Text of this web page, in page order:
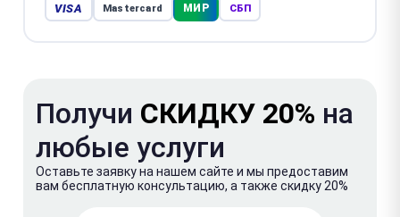
VISA Mastercard МИР СБП
Получи СКИДКУ 20% на
любые услуги
Оставьте заявку на нашем сайте и мы предоставим
вам бесплатную консультацию, а также скидку 20%